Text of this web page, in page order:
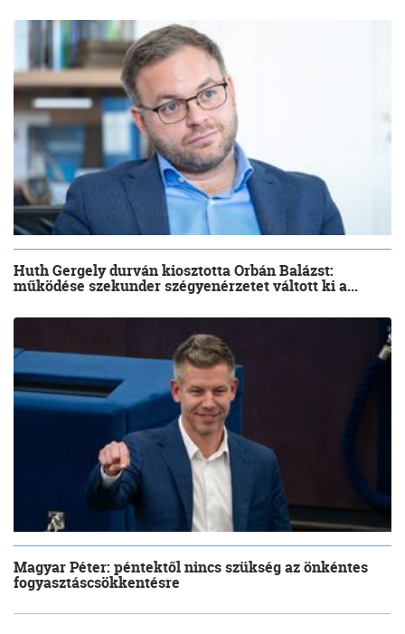
Huth Gergely durván kiosztotta Orbán Balázst:
működése szekunder szégyenérzetet váltott ki a...
Magyar Péter: péntektől nincs szükség az önkéntes
fogyasztáscsökkentésre